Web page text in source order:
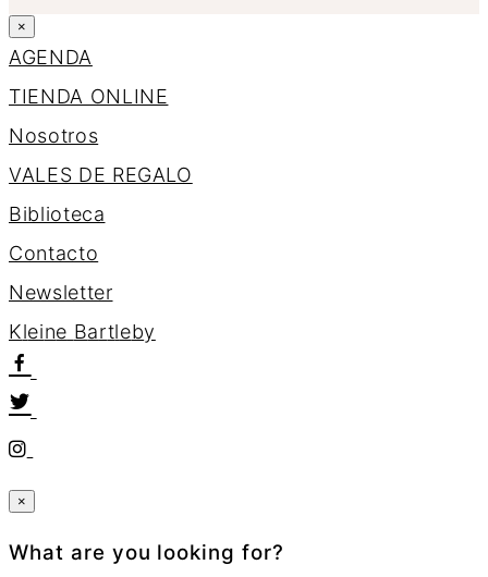
×
AGENDA
TIENDA ONLINE
Nosotros
VALES DE REGALO
Biblioteca
Contacto
Newsletter
Kleine Bartleby
×
What are you looking for?